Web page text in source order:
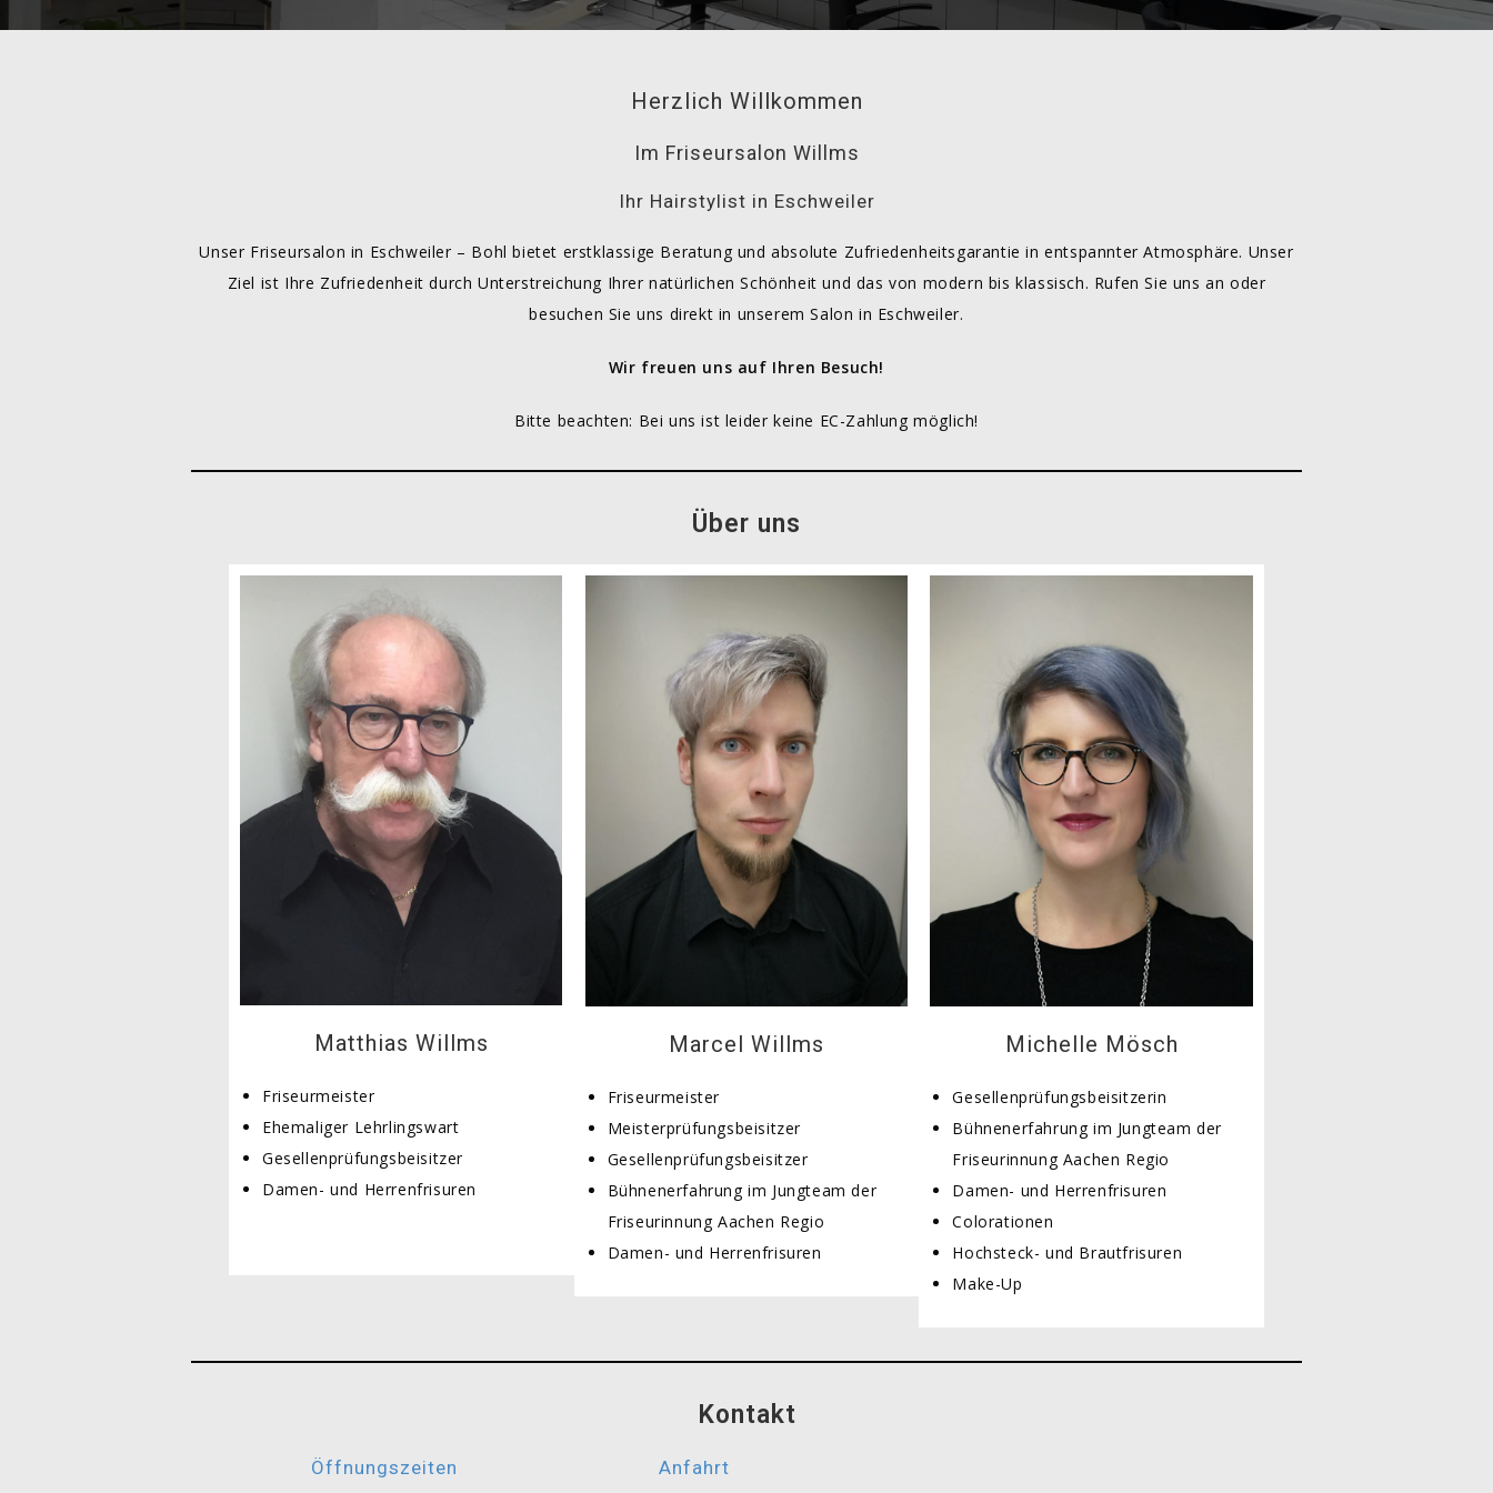
Herzlich Willkommen
Im Friseursalon Willms
Ihr Hairstylist in Eschweiler
Unser Friseursalon in Eschweiler – Bohl bietet erstklassige Beratung und absolute Zufriedenheitsgarantie in entspannter Atmosphäre. Unser
Ziel ist Ihre Zufriedenheit durch Unterstreichung Ihrer natürlichen Schönheit und das von modern bis klassisch. Rufen Sie uns an oder
besuchen Sie uns direkt in unserem Salon in Eschweiler.
Wir freuen uns auf Ihren Besuch!
Bitte beachten: Bei uns ist leider keine EC-Zahlung möglich!
Über uns
Matthias Willms
Friseurmeister
Ehemaliger Lehrlingswart
Gesellenprüfungsbeisitzer
Damen- und Herrenfrisuren
Marcel Willms
Friseurmeister
Meisterprüfungsbeisitzer
Gesellenprüfungsbeisitzer
Bühnenerfahrung im Jungteam der
Friseurinnung Aachen Regio
Damen- und Herrenfrisuren
Michelle Mösch
Gesellenprüfungsbeisitzerin
Bühnenerfahrung im Jungteam der
Friseurinnung Aachen Regio
Damen- und Herrenfrisuren
Colorationen
Hochsteck- und Brautfrisuren
Make-Up
Kontakt
Öffnungszeiten Anfahrt